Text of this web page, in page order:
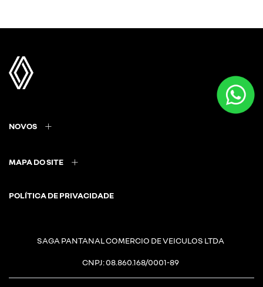
NOVOS
MAPA DO SITE
POLÍTICA DE PRIVACIDADE
SAGA PANTANAL COMERCIO DE VEICULOS LTDA
CNPJ: 08.860.168/0001-89